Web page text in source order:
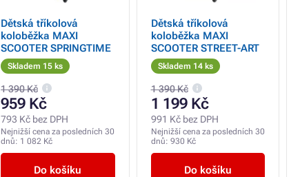
Dětská tříkolová
koloběžka MAXI
SCOOTER SPRINGTIME
Skladem 15 ks
1 390 Kč
959 Kč
793 Kč bez DPH
Nejnižší cena za posledních 30
dnů: 1 082 Kč
Do košíku
Dětská tříkolová
koloběžka MAXI
SCOOTER STREET-ART
Skladem 14 ks
1 390 Kč
1 199 Kč
991 Kč bez DPH
Nejnižší cena za posledních 30
dnů: 930 Kč
Do košíku